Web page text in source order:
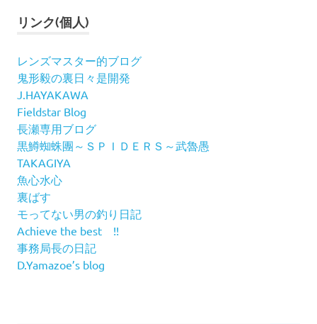
リンク(個人)
レンズマスター的ブログ
鬼形毅の裏日々是開発
J.HAYAKAWA
Fieldstar Blog
長瀬専用ブログ
黒鱒蜘蛛團～ＳＰＩＤＥＲＳ～武魯愚
TAKAGIYA
魚心水心
裏ばす
モってない男の釣り日記
Achieve the best !!
事務局長の日記
D.Yamazoe’s blog